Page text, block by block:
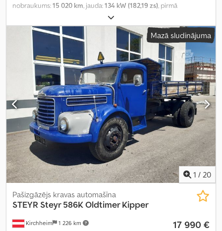
nobraukums:15 020 km , jauda:134 kW (182,19 zs) , pirmā
, degvielas veids:
7 520 kg, asu konfigurācija:4x4, riteņu bāze:3 800 mm, nākamā
pārbaude (TÜV):07/2026 dīzeļdegviela, pārnesuma
mehānisks , piekares sistēma:tērauds , Ražošanas gads:
Mazā sludinājuma
1 / 20
Kirchheim 1 226 km
Pašizgāzējs kravas automašīna
STEYR Steyr 586K Oldtimer Kipper
17 990 €